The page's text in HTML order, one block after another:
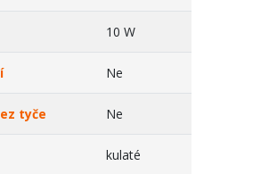
10 W
Ne
tyče Ne
kulaté